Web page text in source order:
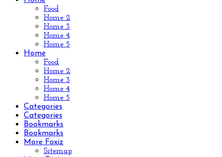
Food
Home 2
Home 3
Home 4
Home 5
Home
Food
Home 2
Home 3
Home 4
Home 5
Categories
Categories
Bookmarks
Bookmarks
More Foxiz
Sitemap